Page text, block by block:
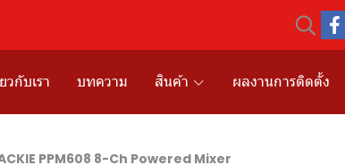
วกับเรา บทความ สินค้า ผลงานการติดตั้ง
PPM608 8-Ch Powered Mixer